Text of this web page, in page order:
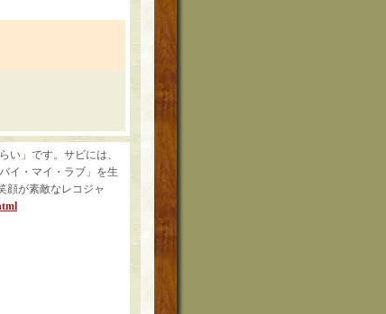
い」です。サビには、
イ・マイ・ラブ」を生
顔が素敵なレコジャ